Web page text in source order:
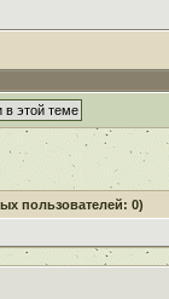
пользователей: 0)